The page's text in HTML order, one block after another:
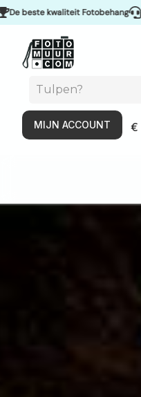
Uitstekende service
MIJN ACCOUNT €